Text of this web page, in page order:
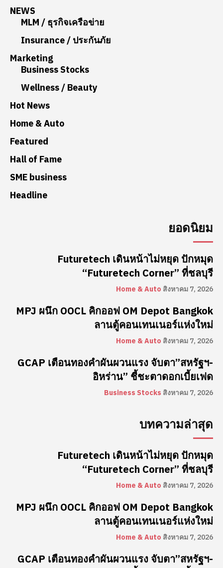
NEWS
MLM / ธุรกิจเครือข่าย
Insurance / ประกันภัย
Marketing
Business Stocks
Wellness / Beauty
Hot News
Home & Auto
Featured
Hall of Fame
SME business
Headline
ยอดนิยม
Futuretech เดินหน้าไม่หยุด ปักหมุด
“Futuretech Corner” ที่ชลบุรี
Home & Auto สิงหาคม 7, 2026
MPJ ผนึก OOCL คิกออฟ OM Depot Bangkok
ลานตู้คอนเทนเนอร์แห่งใหม่
Home & Auto สิงหาคม 7, 2026
GCAP เตือนทองคำผันผวนแรง จับตา”สหรัฐฯ-
อิหร่าน” ชี้ชะตาดอกเบี้ยเฟด
Business Stocks สิงหาคม 7, 2026
บทความล่าสุด
Futuretech เดินหน้าไม่หยุด ปักหมุด
“Futuretech Corner” ที่ชลบุรี
Home & Auto สิงหาคม 7, 2026
MPJ ผนึก OOCL คิกออฟ OM Depot Bangkok
ลานตู้คอนเทนเนอร์แห่งใหม่
Home & Auto สิงหาคม 7, 2026
GCAP เตือนทองคำผันผวนแรง จับตา”สหรัฐฯ-